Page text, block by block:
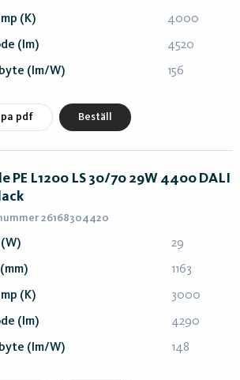
(K) 4000
(lm) 4520
(lm/W) 156
pdf Beställ
PE L1200 LS 30/70 29W 4400 DALI
26168304420
29
1163
(K) 3000
(lm) 4290
(lm/W) 148